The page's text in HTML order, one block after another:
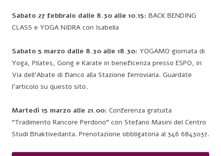
Sabato 27 febbraio dalle 8.30 alle 10.15: BACK BENDING
CLASS e YOGA NIDRA con Isabella
Sabato 5 marzo dalle 8.30 alle 18.30: YOGAMO giornata di
Yoga, Pilates, Gong e Karate in beneficenza presso ESPO, in
Via dell’Abate di fianco alla Stazione ferroviaria. Guardate
l’articolo su questo sito.
Martedì 15 marzo alle 21.00: Conferenza gratuita
“Tradimento Rancore Perdono” con Stefano Masini del Centro
Studi Bhaktivedanta. Prenotazione obbligatoria al 346 6843037.